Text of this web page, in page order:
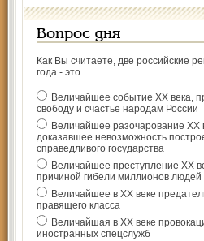
Вопрос дня
Как Вы считаете, две российские
года - это
Величайшее событие ХХ века,
свободу и счастье народам России
Величайшее разочарование ХХ
доказавшее невозможность
справедливого государства
Величайшее преступление ХХ
причиной гибели миллионов людей
Величайшее в ХХ веке
правящего класса
Величайшая в ХХ веке
иностранных спецслужб